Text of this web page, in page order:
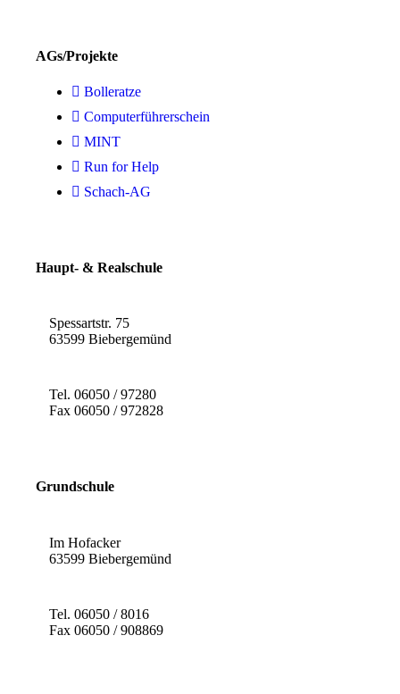
AGs/Projekte
Bolleratze
Computerführerschein
MINT
Run for Help
Schach-AG
Haupt- & Realschule
Spessartstr. 75
63599 Biebergemünd
Tel. 06050 / 97280
Fax 06050 / 972828
Grundschule
Im Hofacker
63599 Biebergemünd
Tel. 06050 / 8016
Fax 06050 / 908869